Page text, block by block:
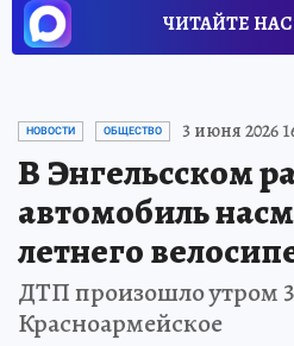
ЧИТАЙТЕ
НОВОСТИ ОБЩЕСТВО 3 июня 2026
В Энгельсском
автомобиль
летнего
ДТП произошло утром
Красноармейское